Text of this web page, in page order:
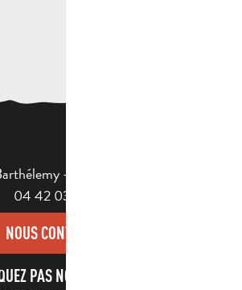
- 13400 AUBAGNE
04 42 03 49 98
NOUS CONTACTER
PAS NOTRE NEWSLETTER